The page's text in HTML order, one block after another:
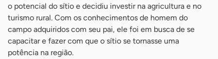
o potencial do sítio e decidiu investir na agricultura e no
turismo rural. Com os conhecimentos de homem do
campo adquiridos com seu pai, ele foi em busca de se
capacitar e fazer com que o sítio se tornasse uma
potência na região.